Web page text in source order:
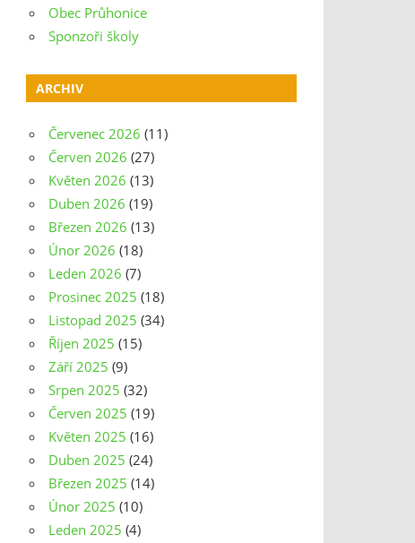
Obec Průhonice
Sponzoři školy
ARCHIV
Červenec 2026 (11)
Červen 2026 (27)
Květen 2026 (13)
Duben 2026 (19)
Březen 2026 (13)
Únor 2026 (18)
Leden 2026 (7)
Prosinec 2025 (18)
Listopad 2025 (34)
Říjen 2025 (15)
Září 2025 (9)
Srpen 2025 (32)
Červen 2025 (19)
Květen 2025 (16)
Duben 2025 (24)
Březen 2025 (14)
Únor 2025 (10)
Leden 2025 (4)